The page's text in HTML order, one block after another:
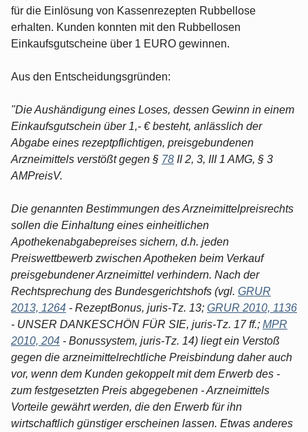
für die Einlösung von Kassenrezepten Rubbellose
erhalten. Kunden konnten mit den Rubbellosen
Einkaufsgutscheine über 1 EURO gewinnen.
Aus den Entscheidungsgründen:
"Die Aushändigung eines Loses, dessen Gewinn in einem
Einkaufsgutschein über 1,- € besteht, anlässlich der
Abgabe eines rezeptpflichtigen, preisgebundenen
Arzneimittels verstößt gegen § 78 II 2, 3, III 1 AMG, § 3
AMPreisV.
Die genannten Bestimmungen des Arzneimittelpreisrechts
sollen die Einhaltung eines einheitlichen
Apothekenabgabepreises sichern, d.h. jeden
Preiswettbewerb zwischen Apotheken beim Verkauf
preisgebundener Arzneimittel verhindern. Nach der
Rechtsprechung des Bundesgerichtshofs (vgl. GRUR
2013, 1264 - RezeptBonus, juris-Tz. 13; GRUR 2010, 1136
- UNSER DANKESCHÖN FÜR SIE, juris-Tz. 17 ff.; MPR
2010, 204 - Bonussystem, juris-Tz. 14) liegt ein Verstoß
gegen die arzneimittelrechtliche Preisbindung daher auch
vor, wenn dem Kunden gekoppelt mit dem Erwerb des -
zum festgesetzten Preis abgegebenen - Arzneimittels
Vorteile gewährt werden, die den Erwerb für ihn
wirtschaftlich günstiger erscheinen lassen. Etwas anderes